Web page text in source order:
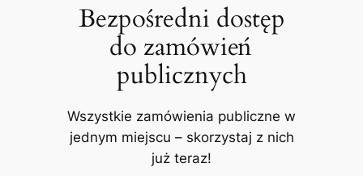
Bezpośredni dostęp
do zamówień
publicznych
Wszystkie zamówienia publiczne w
jednym miejscu – skorzystaj z nich
już teraz!